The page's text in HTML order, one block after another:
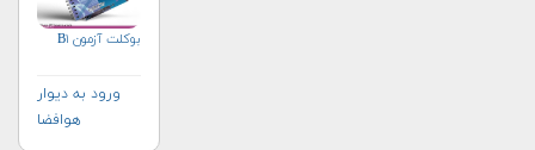
بوکلت آزمون B۱
ورود به دیوار